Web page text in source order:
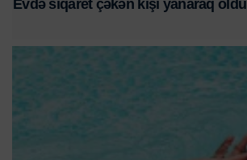
Evdə siqaret çəkən kişi yanaraq öldü